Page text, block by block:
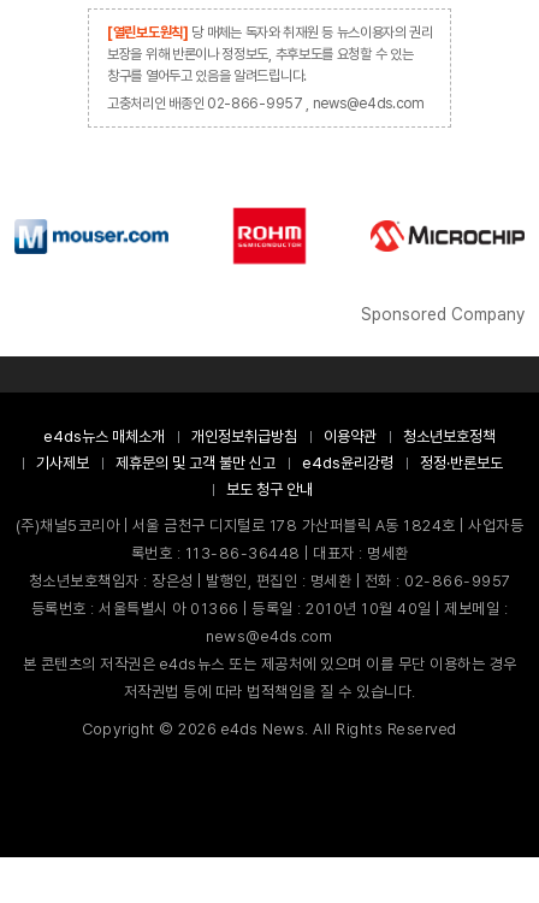
[열린보도원칙] 당 매체는 독자와 취재원 등 뉴스이용자의 권리
보장을 위해 반론이나 정정보도, 추후보도를 요청할 수 있는
창구를 열어두고 있음을 알려드립니다.
고충처리인 배종인 02-866-9957 , news@e4ds.com
Sponsored Company
e4ds뉴스 매체소개 개인정보취급방침 이용약관
청소년보호정책
기사제보
제휴문의 및 고객 불만 신고 e4ds윤리강령
정정·반론보도
보도 청구 안내
(주)채널5코리아 | 서울 금천구 디지털로 178 가산퍼블릭 A동 1824호 | 사업자등
록번호 : 113-86-36448 | 대표자 : 명세환
청소년보호책임자 : 장은성 | 발행인, 편집인 : 명세환 | 전화 : 02-866-9957
등록번호 : 서울특별시 아 01366 | 등록일 : 2010년 10월 40일 | 제보메일 :
news@e4ds.com
본 콘텐츠의 저작권은 e4ds뉴스 또는 제공처에 있으며 이를 무단 이용하는 경우
저작권법 등에 따라 법적책임을 질 수 있습니다.
Copyright ©2026 e4ds News. All Rights Reserved